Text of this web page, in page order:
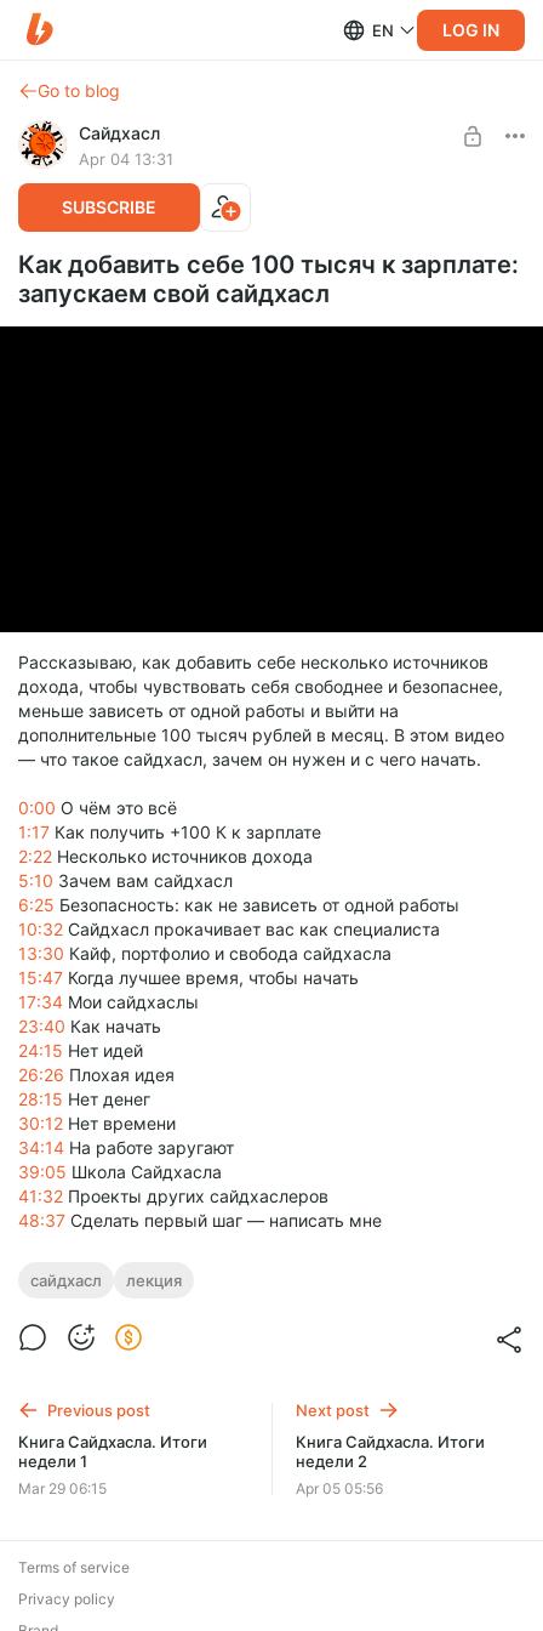
EN LOG IN
Go to blog
Сайдхасл
Apr 04 13:31
SUBSCRIBE
Как добавить себе 100 тысяч к зарплате:
запускаем свой сайдхасл
Рассказываю, как добавить себе несколько источников
дохода, чтобы чувствовать себя свободнее и безопаснее,
меньше зависеть от одной работы и выйти на
дополнительные 100 тысяч рублей в месяц. В этом видео
— что такое сайдхасл, зачем он нужен и с чего начать.
0:00 О чём это всё
1:17 Как получить +100 К к зарплате
2:22 Несколько источников дохода
5:10 Зачем вам сайдхасл
6:25 Безопасность: как не зависеть от одной работы
10:32 Сайдхасл прокачивает вас как специалиста
13:30 Кайф, портфолио и свобода сайдхасла
15:47 Когда лучшее время, чтобы начать
17:34 Мои сайдхаслы
23:40 Как начать
24:15 Нет идей
26:26 Плохая идея
28:15 Нет денег
30:12 Нет времени
34:14 На работе заругают
39:05 Школа Сайдхасла
41:32 Проекты других сайдхаслеров
48:37 Сделать первый шаг — написать мне
сайдхасл лекция
Previous post
Книга Сайдхасла. Итоги
недели 1
Mar 29 06:15
Next post
Книга Сайдхасла. Итоги
недели 2
Apr 05 05:56
Terms of service
Privacy policy